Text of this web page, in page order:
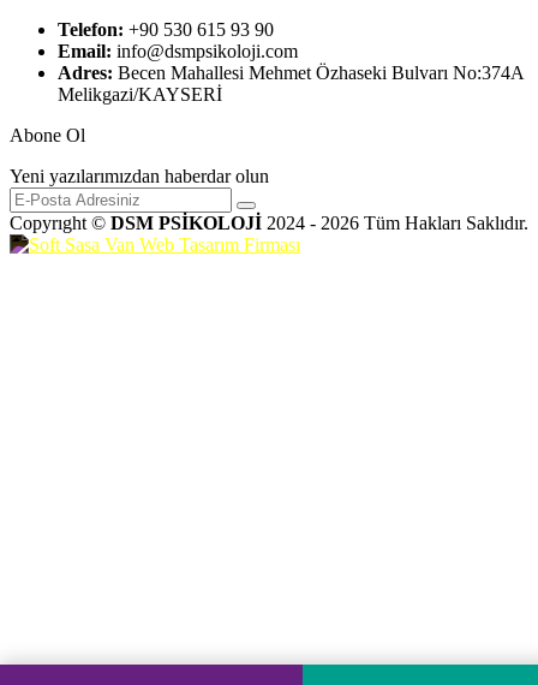
Telefon: +90 530 615 93 90
Email: info@dsmpsikoloji.com
Adres: Becen Mahallesi Mehmet Özhaseki Bulvarı No:374A
Melikgazi/KAYSERİ
Abone Ol
Yeni yazılarımızdan haberdar olun
Copyrıght © DSM PSİKOLOJİ 2024 - 2026 Tüm Hakları Saklıdır.